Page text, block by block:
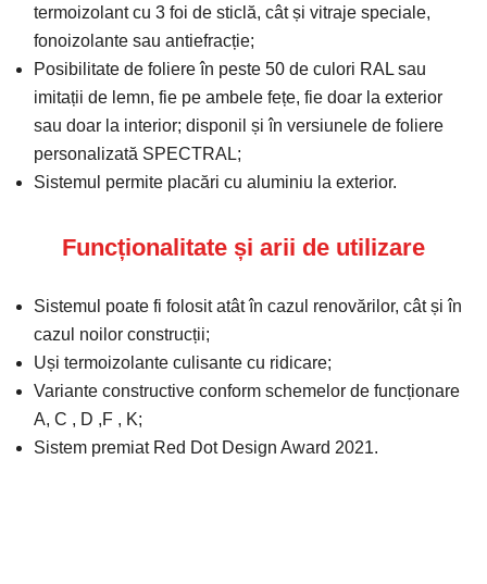
termoizolant cu 3 foi de sticlă, cât și vitraje speciale,
fonoizolante sau antiefracție;
Posibilitate de foliere în peste 50 de culori RAL sau
imitații de lemn, fie pe ambele fețe, fie doar la exterior
sau doar la interior; disponil și în versiunele de foliere
personalizată SPECTRAL;
Sistemul permite placări cu aluminiu la exterior.
Funcționalitate și arii de utilizare
Sistemul poate fi folosit atât în cazul renovărilor, cât și în
cazul noilor construcții;
Uși termoizolante culisante cu ridicare;
Variante constructive conform schemelor de funcționare
A, C , D ,F , K;
Sistem premiat Red Dot Design Award 2021.